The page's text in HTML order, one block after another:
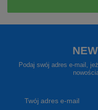
Podaj swój adres e-mail,
Twój adres e-mail